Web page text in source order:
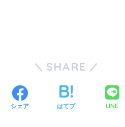
SHARE
シェア はてブ LINE